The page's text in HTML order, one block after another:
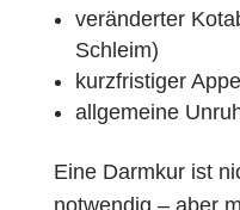
veränderter
Schleim)
kurzfristiger
allgemeine
Eine Darmkur ist
notwendig – aber